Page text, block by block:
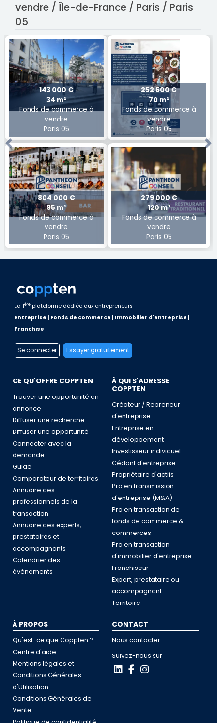
vendre / Île-de-France / Paris / Paris
05
143 000 €
34 m²
Fonds de commerce à
vendre
Paris 05
252 600 €
70 m²
Fonds de commerce à
vendre
Paris 05
804 000 €
95 m²
Fonds de commerce à
vendre
Paris 05
279 000 €
120 m²
Fonds de commerce à
vendre
Paris 05
Previous
La 1ère plateforme dédiée aux entrepreneurs
Entreprise | Fonds de commerce | Immobilier d'entreprise |
Franchise
Se connecter Essayer gratuitement
CE QU'OFFRE COPPTEN
Trouver une opportunité en
annonce
Diffuser une recherche
Diffuser une opportunité
Connecter avec la
demande
Guide
Comparateur de territoires
Annuaire des
professionnels de la
transaction
Annuaire des experts,
prestataires et
accompagnants
Calendrier des
événements
À QUI S'ADRESSE
COPPTEN
Créateur / Repreneur
d'entreprise
Entreprise en
développement
Investisseur individuel
Cédant d'entreprise
Propriétaire d'actifs
Pro en transmission
d'entreprise (M&A)
Pro en transaction de
fonds de commerce &
commerces
Pro en transaction
d'immobilier d'entreprise
Franchiseur
Expert, prestataire ou
accompagnant
Territoire
À PROPOS
Qu'est-ce que Coppten ?
Centre d'aide
Mentions légales et
Conditions Générales
d'Utilisation
Conditions Générales de
Vente
CONTACT
Nous contacter
Suivez-nous sur